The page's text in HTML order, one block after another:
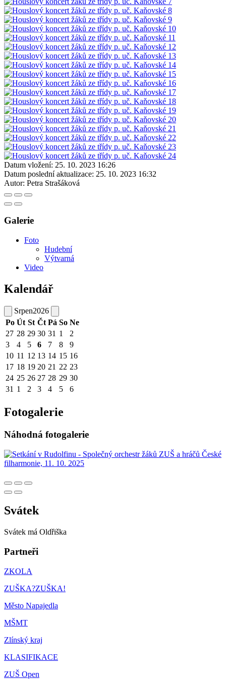
Datum vložení: 25. 10. 2023 16:26
Datum poslední aktualizace: 25. 10. 2023 16:32
Autor: Petra Strašáková
Galerie
Foto
Hudební
Výtvarná
Video
Kalendář
Srpen2026
Po Út St Čt Pá So Ne
27 28 29 30 31 1
2
3
4 5 6 7 8
9
10 11 12 13 14 15 16
17 18 19 20 21 22 23
24 25 26 27 28 29 30
31 1 2 3 4 5 6
Fotogalerie
Náhodná fotogalerie
Svátek
Svátek má Oldřiška
Partneři
ZKOLA
ZUŠKA?ZUŠKA!
Město Napajedla
MŠMT
Zlínský kraj
KLASIFIKACE
ZUŠ Open